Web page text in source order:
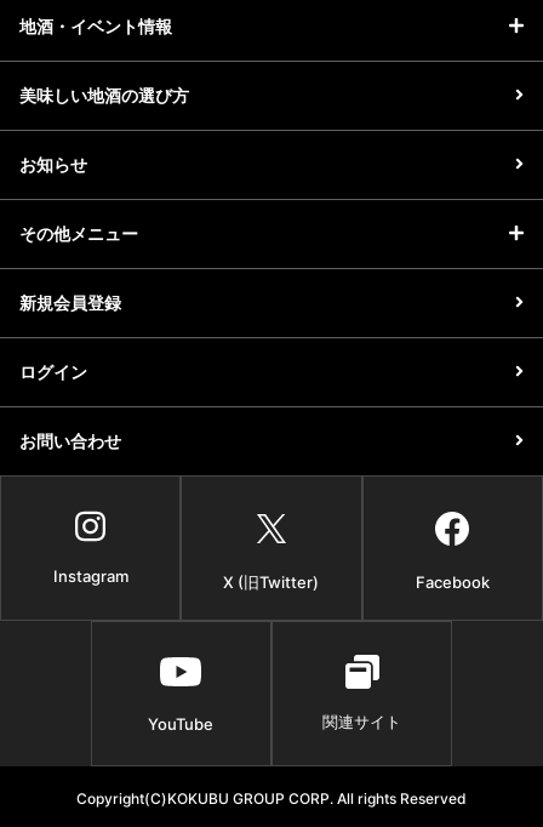
地酒・イベント情報
美味しい地酒の選び方
お知らせ
その他メニュー
新規会員登録
ログイン
お問い合わせ
Instagram X (旧Twitter) Facebook
YouTube 関連サイト
Copyright(C)KOKUBU GROUP CORP. All rights Reserved